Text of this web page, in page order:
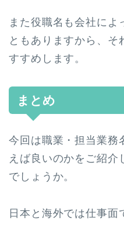
また役職名も会社によ
ともありますから、そ
すすめします。
まとめ
今回は職業・担当業務
えば良いのかをご紹介
でしょうか。
日本と海外では仕事面